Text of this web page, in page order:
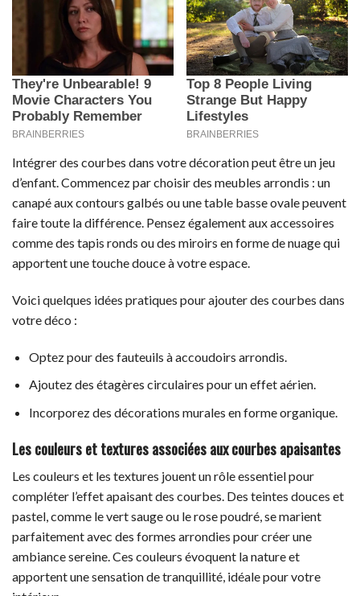
Intégrer des courbes dans votre décoration peut être un jeu
d’enfant. Commencez par choisir des meubles arrondis : un
canapé aux contours galbés ou une table basse ovale peuvent
faire toute la différence. Pensez également aux accessoires
comme des tapis ronds ou des miroirs en forme de nuage qui
apportent une touche douce à votre espace.
Voici quelques idées pratiques pour ajouter des courbes dans
votre déco :
Optez pour des fauteuils à accoudoirs arrondis.
Ajoutez des étagères circulaires pour un effet aérien.
Incorporez des décorations murales en forme organique.
Les couleurs et textures associées aux courbes apaisantes
Les couleurs et les textures jouent un rôle essentiel pour
compléter l’effet apaisant des courbes. Des teintes douces et
pastel, comme le vert sauge ou le rose poudré, se marient
parfaitement avec des formes arrondies pour créer une
ambiance sereine. Ces couleurs évoquent la nature et
apportent une sensation de tranquillité, idéale pour votre